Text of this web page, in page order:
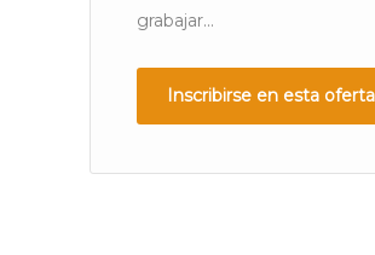
grabajar...
Inscribirse en esta oferta